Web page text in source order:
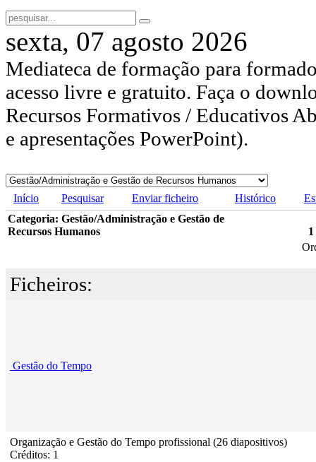
sexta, 07 agosto 2026
Mediateca de formação para
acesso livre e gratuito. Faça o
Recursos Formativos / Educativos
e apresentações PowerPoint).
Início Pesquisar Enviar ficheiro Histórico
Categoria: Gestão/Administração e Gestão de
Recursos Humanos
1
Ficheiros:
Gestão do Tempo
Organização e Gestão do Tempo profissional (26 diapositivos)
Créditos: 1